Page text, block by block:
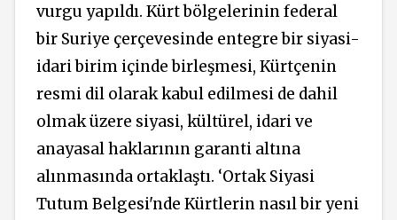
vurgu yapıldı. Kürt bölgelerinin federal
bir Suriye çerçevesinde entegre bir siyasi-
idari birim içinde birleşmesi, Kürtçenin
resmi dil olarak kabul edilmesi de dahil
olmak üzere siyasi, kültürel, idari ve
anayasal haklarının garanti altına
alınmasında ortaklaştı. ‘Ortak Siyasi
Tutum Belgesi'nde Kürtlerin nasıl bir yeni